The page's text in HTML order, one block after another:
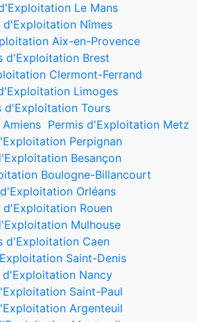
Le Mans
d'Exploitation Nîmes
Aix-en-Provence
d'Exploitation Brest
Clermont-Ferrand
Limoges
d'Exploitation Tours
Permis d'Exploitation Metz
Perpignan
Besançon
Boulogne-Billancourt
Orléans
d'Exploitation Rouen
Mulhouse
d'Exploitation Caen
Saint-Denis
d'Exploitation Nancy
Saint-Paul
Argenteuil